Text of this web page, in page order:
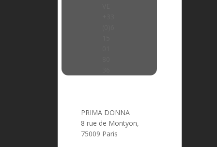
PRIMA DONNA
8 rue de Montyon,
75009 Paris